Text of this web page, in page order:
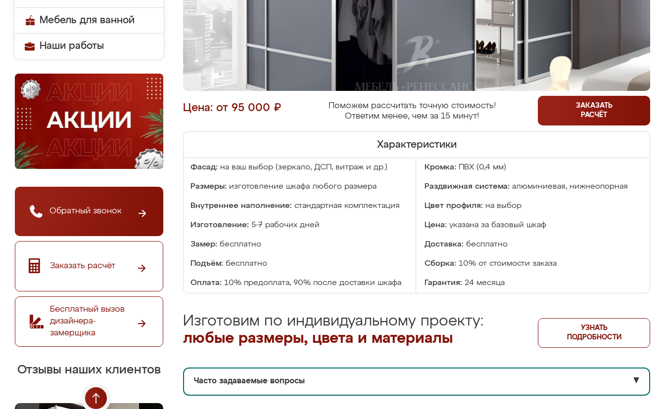
Мебель для ванной
Наши работы
Обратный звонок
Заказать расчёт
Бесплатный вызов
дизайнера-
замерщика
Отзывы наших клиентов
Цена: от 95 000 ₽
Поможем рассчитать точную стоимость!
Ответим менее, чем за 15 минут!
ЗАКАЗАТЬ
РАСЧЁТ
Характеристики
Фасад: на ваш выбор (зеркало, ДСП, витраж и др.) Кромка: ПВХ (0,4 мм)
Размеры: изготовление шкафа любого размера Раздвижная система: алюминиевая, нижнеопорная
Внутреннее наполнение: стандартная комплектация Цвет профиля: на выбор
Изготовление: 5-7 рабочих дней Цена: указана за базовый шкаф
Замер: бесплатно Доставка: бесплатно
Подъём: бесплатно Сборка: 10% от стоимости заказа
Оплата: 10% предоплата, 90% после доставки шкафа Гарантия: 24 месяца
Изготовим по индивидуальному проекту:
любые размеры, цвета и материалы
УЗНАТЬ
ПОДРОБНОСТИ
Часто задаваемые вопросы ▼